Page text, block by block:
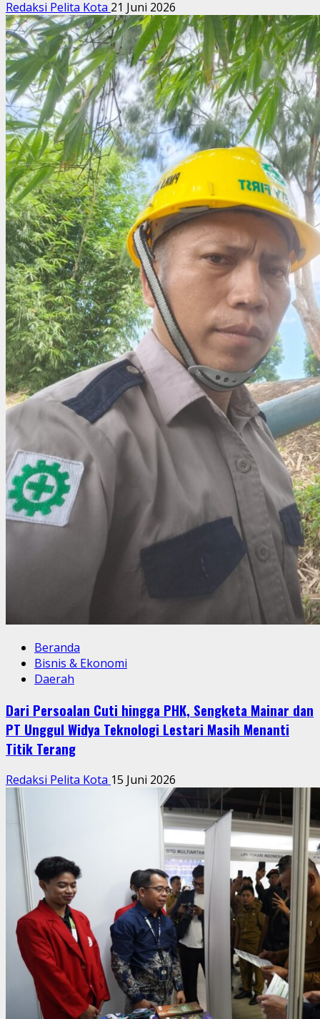
Beranda
Bisnis & Ekonomi
Daerah
Dari Persoalan Cuti hingga PHK, Sengketa Mainar dan
PT Unggul Widya Teknologi Lestari Masih Menanti
Titik Terang
Redaksi Pelita Kota15 Juni 2026
Ribuan Lowongan Dibuka di Bogor, DPRD Nilai Sinergi
Pemerintah dan Dunia Usaha Jadi Kunci Tekan
Pengangguran
Redaksi Pelita Kota11 Juni 2026